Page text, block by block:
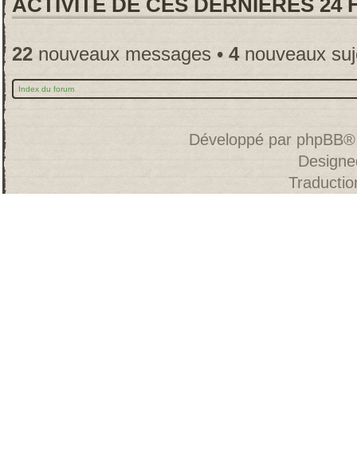
ACTIVITÉ DE CES DERNIÈRES 24
22 nouveaux messages • 4nouveaux
Index du forum
Développé par phpBB®